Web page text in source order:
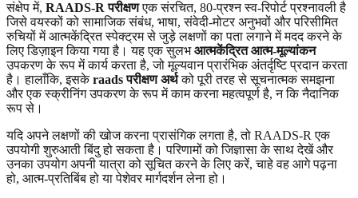
संक्षेप में, RAADS-R परीक्षणएक संरचित, 80-प्रश्न स्व-रिपोर्ट प्रश्नावली है
जिसे वयस्कों को सामाजिक संबंध, भाषा, संवेदी-मोटर अनुभवों और परिसीमित
रुचियों में आत्मकेंद्रित स्पेक्ट्रम से जुड़े लक्षणों का पता लगाने में मदद करने के
लिए डिज़ाइन किया गया है। यह एक सुलभआत्मकेंद्रित आत्म-मूल्यांकन
उपकरण के रूप में कार्य करता है, जो मूल्यवान प्रारंभिक अंतर्दृष्टि प्रदान करता
है। हालाँकि, इसकेraads परीक्षण अर्थको पूरी तरह से सूचनात्मक समझना
और एक स्क्रीनिंग उपकरण के रूप में काम करना महत्वपूर्ण है, न कि नैदानिक ​​
रूप से।
यदि अपने लक्षणों की खोज करना प्रासंगिक लगता है, तो RAADS-R एक
उपयोगी शुरुआती बिंदु हो सकता है। परिणामों को जिज्ञासा के साथ देखें और
उनका उपयोग अपनी यात्रा को सूचित करने के लिए करें, चाहे वह आगे पढ़ना
हो, आत्म-प्रतिबिंब हो या पेशेवर मार्गदर्शन लेना हो।